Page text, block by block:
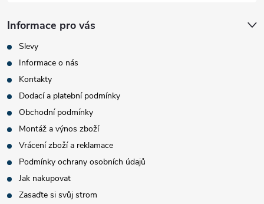
Informace pro vás
Slevy
Informace o nás
Kontakty
Dodací a platební podmínky
Obchodní podmínky
Montáž a výnos zboží
Vrácení zboží a reklamace
Podmínky ochrany osobních údajů
Jak nakupovat
Zasaďte si svůj strom